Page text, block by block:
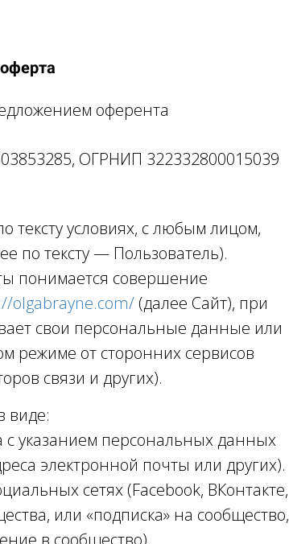
оферента
ОГРНИП 322332800015039
тексту условиях, с любым лицом,
по тексту — Пользователь).
понимается совершение
olgabrayne.com/ (далее Сайт), при
свои персональные данные или
режиме от сторонних сервисов
связи и других).
виде:
указанием персональных данных
электронной почты или других).
сетях (Facebook, ВКонтакте,
или «подписка» на сообщество,
в сообщество).